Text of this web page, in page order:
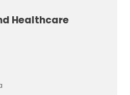
Healthcare